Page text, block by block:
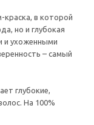
краска, в которой
но и глубокая
и ухоженными
– самый
глубокие,
На 100%